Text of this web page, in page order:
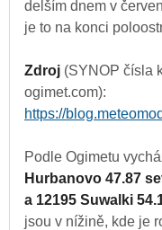
delším dnem v
je to na konci
Zdroj (SYNOP čísla
ogimet.com):
https://
Podle Ogimetu
Hurbanovo 47.87
a 12195 Suwalki
jsou v nížině, kde je